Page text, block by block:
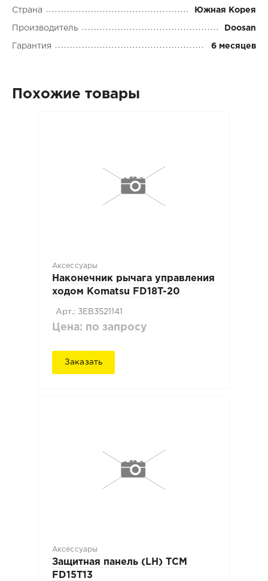
Страна Южная Корея
Производитель Doosan
Гарантия 6 месяцев
Похожие товары
Аксессуары
Наконечник рычага управления
ходом Komatsu FD18T-20
Арт.: 3EB3521141
Цена: по запросу
Заказать
Аксессуары
Защитная панель (LH) TCM
FD15T13